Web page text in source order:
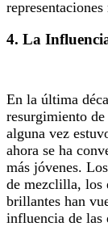
4. La
En la última
resurgimiento
alguna vez
ahora se ha
más jóvenes.
de mezclilla, los
brillantes han
influencia de las